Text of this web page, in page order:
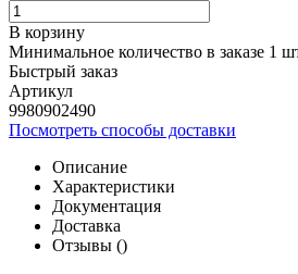
В корзину
Минимальное количество в заказе 1
Быстрый заказ
Артикул
9980902490
Посмотреть способы доставки
Описание
Характеристики
Документация
Доставка
Отзывы ()